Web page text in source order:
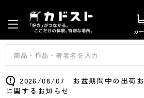
カ
2026/08/07 お盆期間中の出荷お
に関するお知らせ